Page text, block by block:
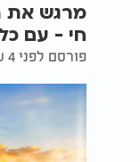
מרגש את
חי - עם
פורסם לפני 4 שנים